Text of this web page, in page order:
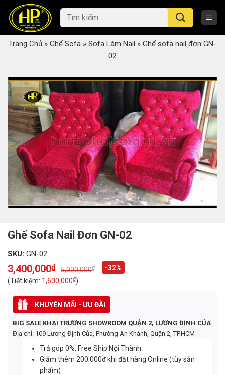
content
Tìm
kiếm:
Trang Chủ » Ghế Sofa » Sofa Làm Nail » Ghế sofa nail đơn GN-
02
Ghế Sofa Nail Đơn GN-02
SKU: GN-02
5,000,000₫
Original
price
was:
5,000,000₫.
3,400,000₫
Current
price
is:
3,400,000₫.
-32%
(Tiết kiệm: 1,600,000₫)
KHUYẾN MÃI - ƯU ĐÃI
BIG SALE KHAI TRƯƠNG SHOWROOM QUẬN 2, LƯƠNG ĐỊNH CỦA
Địa chỉ: 109 Lương Định Của, Phường An Khánh, Quận 2, TP.HCM
Trả góp 0%, Free Ship Nội Thành
Giảm thêm 200.000đ khi đặt hàng Online (tùy sản
phẩm)